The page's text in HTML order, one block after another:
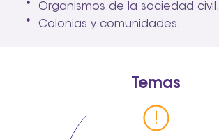
Organismos de la sociedad civil.
Colonias y comunidades.
Temas